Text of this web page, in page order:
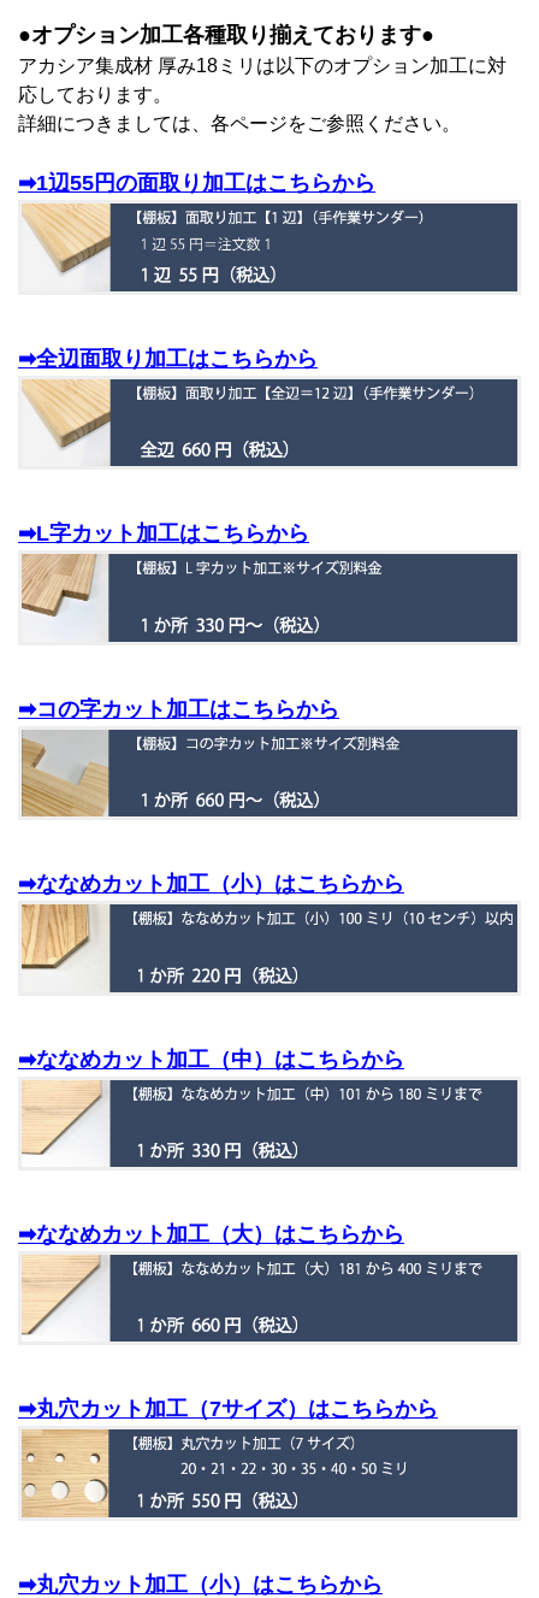
●オプション加工各種取り揃えております●
アカシア集成材 厚み18ミリは以下のオプション加工に対
応しております。
詳細につきましては、各ページをご参照ください。
➡1辺55円の面取り加工はこちらから
➡全辺面取り加工はこちらから
➡L字カット加工はこちらから
➡コの字カット加工はこちらから
➡ななめカット加工（小）はこちらから
➡ななめカット加工（中）はこちらから
➡ななめカット加工（大）はこちらから
➡丸穴カット加工（7サイズ）はこちらから
➡丸穴カット加工（小）はこちらから